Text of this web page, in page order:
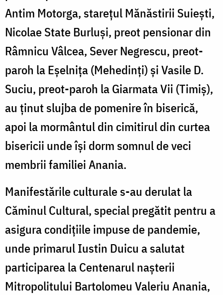
Antim Motorga, starețul Mănăstirii Suiești,
Nicolae State Burluși, preot pensionar din
Râmnicu Vâlcea, Sever Negrescu, preot-
paroh la Eșelnița (Mehedinți) și Vasile D.
Suciu, preot-paroh la Giarmata Vii (Timiș),
au ținut slujba de pomenire în biserică,
apoi la mormântul din cimitirul din curtea
bisericii unde își dorm somnul de veci
membrii familiei Anania.
Manifestările culturale s-au derulat la
Căminul Cultural, special pregătit pentru a
asigura condițiile impuse de pandemie,
unde primarul Iustin Duicu a salutat
participarea la Centenarul nașterii
Mitropolitului Bartolomeu Valeriu Anania,